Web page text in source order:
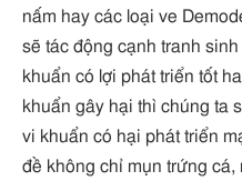
nấm hay các loại ve
sẽ tác động cạnh tranh
khuẩn có lợi phát triển tốt
khuẩn gây hại thì chúng ta
vi khuẩn có hại phát triển
đề không chỉ mụn trứng cá,